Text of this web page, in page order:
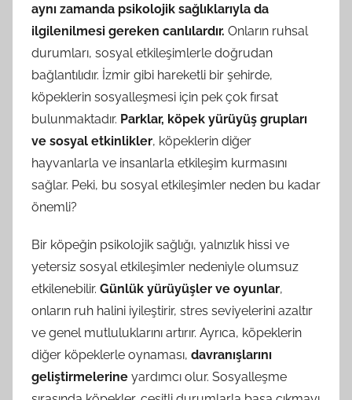
aynı zamanda psikolojik sağlıklarıyla da
ilgilenilmesi gereken canlılardır. Onların ruhsal
durumları, sosyal etkileşimlerle doğrudan
bağlantılıdır. İzmir gibi hareketli bir şehirde,
köpeklerin sosyalleşmesi için pek çok fırsat
bulunmaktadır. Parklar, köpek yürüyüş grupları
ve sosyal etkinlikler, köpeklerin diğer
hayvanlarla ve insanlarla etkileşim kurmasını
sağlar. Peki, bu sosyal etkileşimler neden bu kadar
önemli?
Bir köpeğin psikolojik sağlığı, yalnızlık hissi ve
yetersiz sosyal etkileşimler nedeniyle olumsuz
etkilenebilir. Günlük yürüyüşler ve oyunlar,
onların ruh halini iyileştirir, stres seviyelerini azaltır
ve genel mutluluklarını artırır. Ayrıca, köpeklerin
diğer köpeklerle oynaması, davranışlarını
geliştirmelerine yardımcı olur. Sosyalleşme